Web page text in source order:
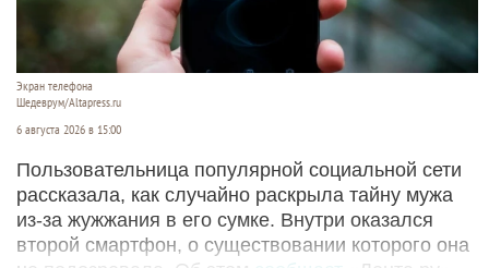
Женщина узнала об изменах мужа благодаря
неизвестному жужжанию